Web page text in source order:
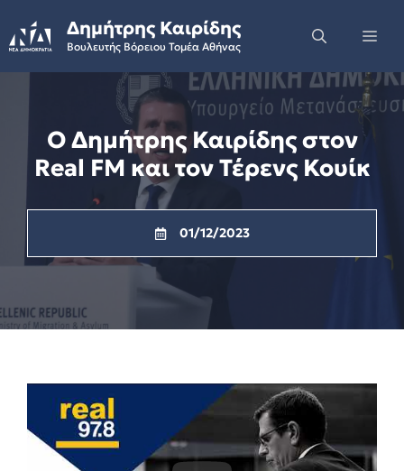
to
content
Δημήτρης Καιρίδης
Βουλευτής Βόρειου Τομέα Αθήνας
Ο Δημήτρης Καιρίδης στον
Real FM και τον Τέρενς Κουίκ
01/12/2023